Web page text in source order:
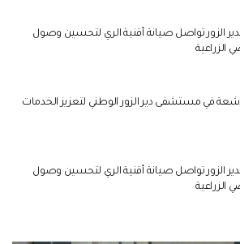
بدير الزور تواصل صيانة أقنية الري لتحسين وصول
الزراعية
في مستشفى دير الزور الوطني لتعزيز الخدمات
بدير الزور تواصل صيانة أقنية الري لتحسين وصول
الزراعية